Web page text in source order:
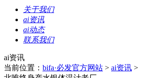
关于我们
ai资讯
ai动态
联系我们
ai资讯
当前位置： bifa·必发官方网站 > ai资讯 >